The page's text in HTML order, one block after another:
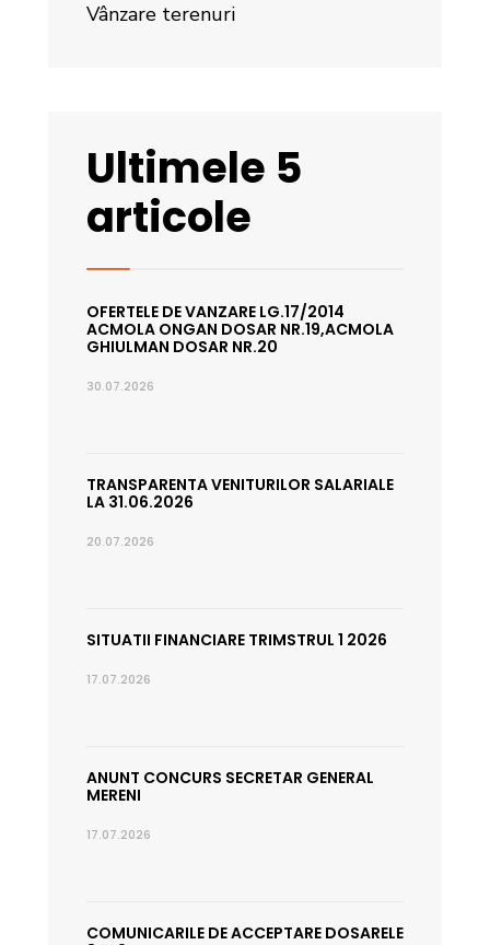
Vânzare terenuri
Ultimele 5
articole
OFERTELE DE VANZARE LG.17/2014
ACMOLA ONGAN DOSAR NR.19,ACMOLA
GHIULMAN DOSAR NR.20
30.07.2026
TRANSPARENTA VENITURILOR SALARIALE
LA 31.06.2026
20.07.2026
SITUATII FINANCIARE TRIMSTRUL 1 2026
17.07.2026
ANUNT CONCURS SECRETAR GENERAL
MERENI
17.07.2026
COMUNICARILE DE ACCEPTARE DOSARELE